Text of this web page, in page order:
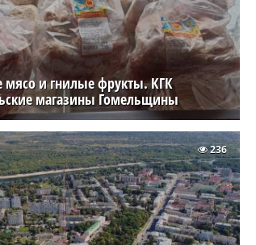
мясо и гнилые фрукты. КГК
магазины Гомельщины
236